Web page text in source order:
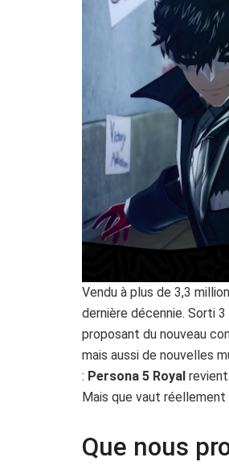
Vendu à plus de 3,3
dernière décennie. Sorti
proposant du nouveau
mais aussi de nouvelles
: Persona 5 Royal
Mais que vaut
Que nous